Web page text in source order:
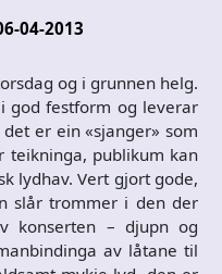
04-2013
og i grunnen helg.
god festform og leverar
er ein «sjanger» som
teikninga, publikum kan
lydhav. Vert gjort gode,
slår trommer i den der
konserten – djupn og
av låtane til